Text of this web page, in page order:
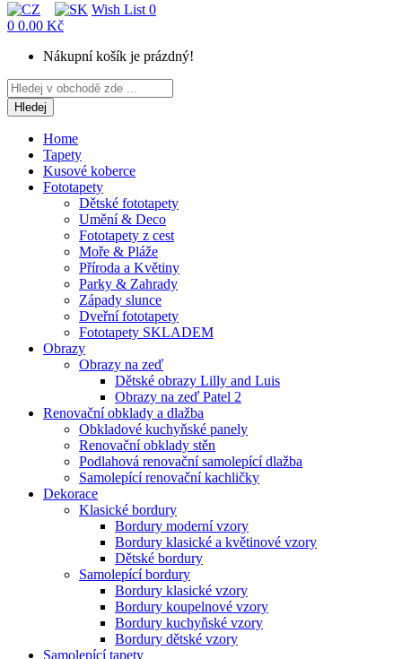
Wish List 0
0 0.00 Kč
Nákupní košík je prázdný!
Hledej
Home
Tapety
Kusové koberce
Fototapety
Dětské fototapety
Umění & Deco
Fototapety z cest
Moře & Pláže
Příroda a Květiny
Parky & Zahrady
Západy slunce
Dveřní fototapety
Fototapety SKLADEM
Obrazy
Obrazy na zeď
Dětské obrazy Lilly and Luis
Obrazy na zeď Patel 2
Renovační obklady a dlažba
Obkladové kuchyňské panely
Renovační obklady stěn
Podlahová renovační samolepící dlažba
Samolepící renovační kachličky
Dekorace
Klasické bordury
Bordury moderní vzory
Bordury klasické a květinové vzory
Dětské bordury
Samolepící bordury
Bordury klasické vzory
Bordury koupelnové vzory
Bordury kuchyňské vzory
Bordury dětské vzory
Samolepící tapety